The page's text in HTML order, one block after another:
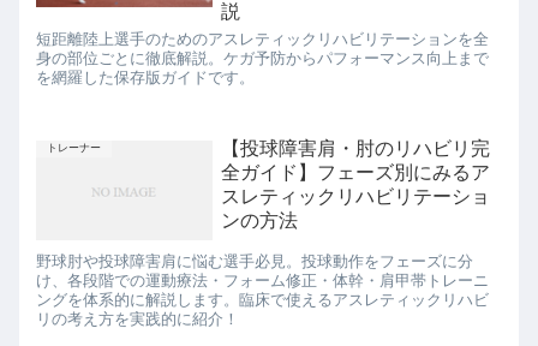
説
短距離陸上選手のためのアスレティックリハビリテーションを全
身の部位ごとに徹底解説。ケガ予防からパフォーマンス向上まで
を網羅した保存版ガイドです。
トレーナー
【投球障害肩・肘のリハビリ完
全ガイド】フェーズ別にみるア
スレティックリハビリテーショ
ンの方法
野球肘や投球障害肩に悩む選手必見。投球動作をフェーズに分
け、各段階での運動療法・フォーム修正・体幹・肩甲帯トレーニ
ングを体系的に解説します。臨床で使えるアスレティックリハビ
リの考え方を実践的に紹介！